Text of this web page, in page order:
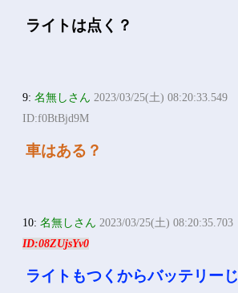
ライトは点く？
9:名無しさん 2023/03/25(土) 08:20:33.549
ID:f0BtBjd9M
車はある？
10:名無しさん 2023/03/25(土) 08:20:35.703
ID:08ZUjsYv0
ライトもつくからバッテリーじ